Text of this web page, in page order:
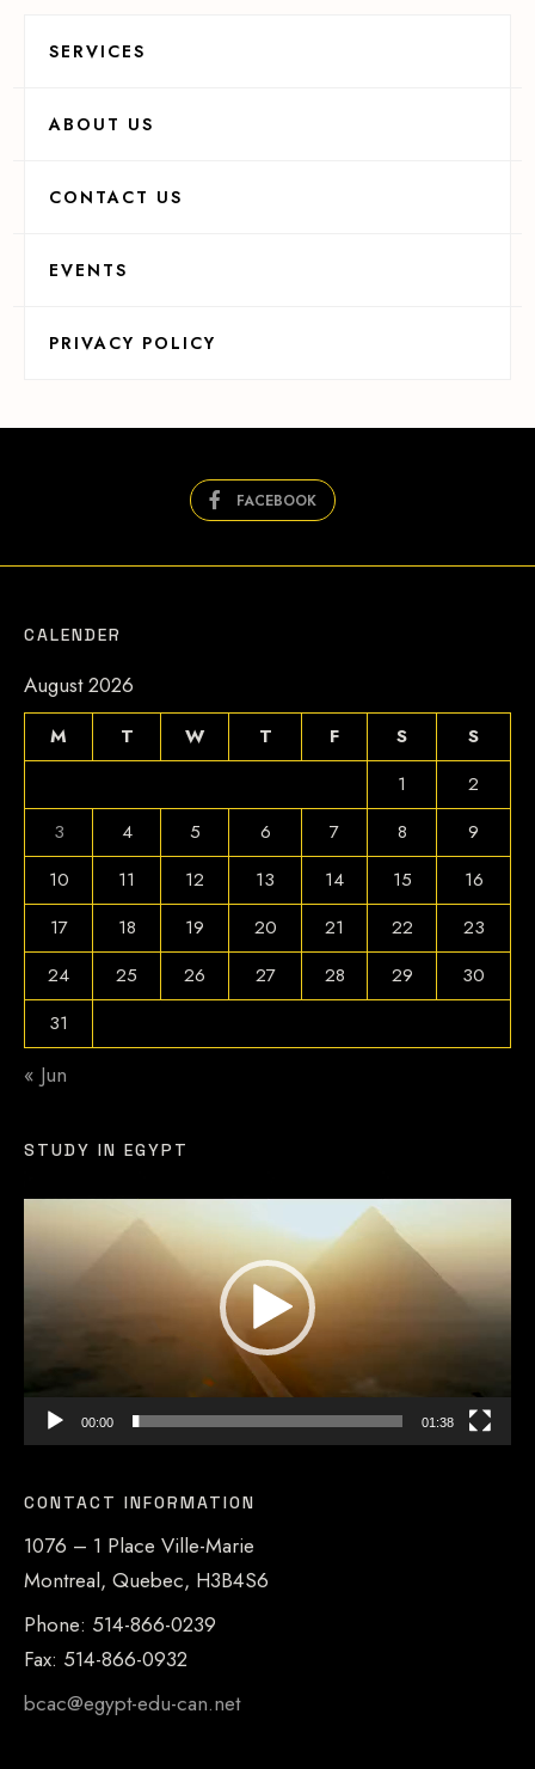
SERVICES
ABOUT US
CONTACT US
EVENTS
PRIVACY POLICY
FACEBOOK
CALENDER
August 2026
M T W T F S
S
1
2
3
4 5 6 7 8
9
10
11 12 13 14 15
16
17
18 19 20 21 22
23
24
25 26 27 28 29
30
31
« Jun
STUDY IN EGYPT
00:00 01:38
CONTACT INFORMATION
1076 – 1 Place Ville-Marie
Montreal, Quebec, H3B4S6
Phone: 514-866-0239
Fax: 514-866-0932
bcac@egypt-edu-can.net